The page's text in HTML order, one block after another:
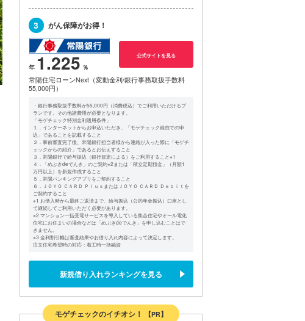
3 がん保障がお得！
1.225 公式サイトを見る
常陽住宅ローンNext（変動金利/銀行事務取扱手数料
55,000円）
・銀行事務取扱手数料が55,000円（消費税込）でご利用いただけるプ
ランです。その他諸費用が必要となります。
「モゲチェック特別金利適用条件」
１．インターネットからお申込いただき、「モゲチェック経由での申
込」であることを記載すること
２．事前審査完了後、常陽銀行担当者様から連絡が入った際に「モゲチ
ェックからの紹介」であるとお伝えすること
３．常陽銀行で給与振込（銀行規定による）をご利用すること※1
４．「めぶきdeでんき」のご契約※2または「積立定期預金」（月額1
万円以上）を新規作成すること
５．常陽バンキングアプリをご契約すること
６．ＪＯＹＯ ＣＡＲＤ ＰｌｕｓまたはＪＯＹＯ ＣＡＲＤ Ｄｅｂｉｔを
ご契約すること
※1 お借入時から最終ご返済まで、給与振込（公的年金振込）口座とし
て継続してご利用いただく必要があります。
※2 マンション一括受電サービスを導入している集合住宅やオール電化
住宅にお住まいの場合などは「めぶきdeでんき」を申し込むことはで
きません。
※3 金利割引幅は審査結果やお借り入れ内容によって決定します。
注文住宅希望時の対応：着工時一括融資
新規借り入れランキングを見る
モゲチェックのイチオシ！ 【PR】